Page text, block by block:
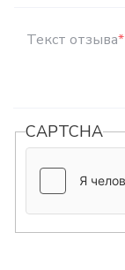
Текст отзыва*
CAPTCHA